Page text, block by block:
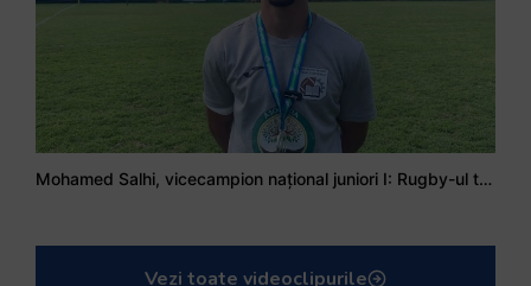
Mohamed Salhi, vicecampion național juniori I: Rugby-ul te învață să accepți și înfrângerile
Vezi toate videoclipurile